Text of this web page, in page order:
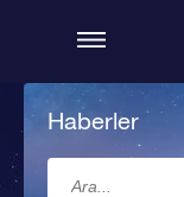
Haberler